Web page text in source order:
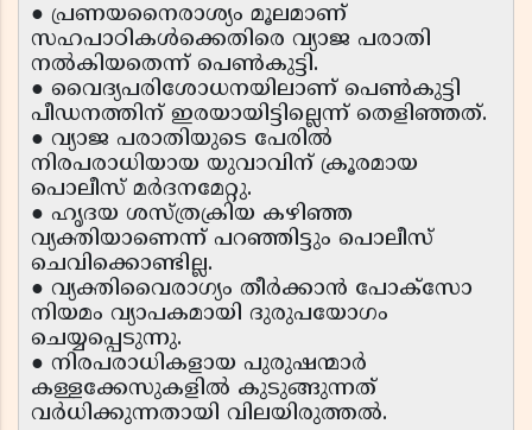
● പ്രണയനൈരാശ്യം മൂലമാണ്
സഹപാഠികൾക്കെതിരെ വ്യാജ പരാതി
നൽകിയതെന്ന് പെൺകുട്ടി.
● വൈദ്യപരിശോധനയിലാണ് പെൺകുട്ടി
പീഡനത്തിന് ഇരയായിട്ടില്ലെന്ന് തെളിഞ്ഞത്.
● വ്യാജ പരാതിയുടെ പേരിൽ
നിരപരാധിയായ യുവാവിന് ക്രൂരമായ
പൊലീസ് മർദനമേറ്റു.
● ഹൃദയ ശസ്ത്രക്രിയ കഴിഞ്ഞ
വ്യക്തിയാണെന്ന് പറഞ്ഞിട്ടും പൊലീസ്
ചെവിക്കൊണ്ടില്ല.
● വ്യക്തിവൈരാഗ്യം തീർക്കാൻ പോക്സോ
നിയമം വ്യാപകമായി ദുരുപയോഗം
ചെയ്യപ്പെടുന്നു.
● നിരപരാധികളായ പുരുഷന്മാർ
കള്ളക്കേസുകളിൽ കുടുങ്ങുന്നത്
വർധിക്കുന്നതായി വിലയിരുത്തൽ.